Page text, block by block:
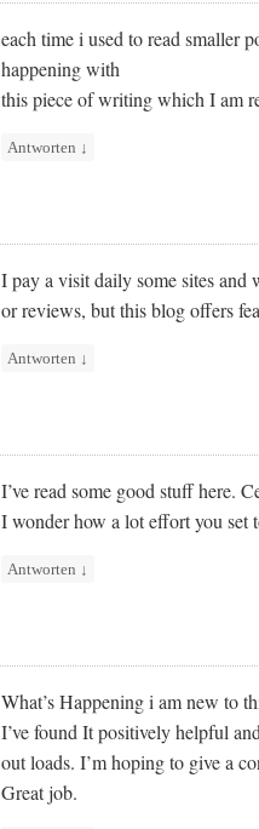
each time i used to read smaller
happening with
this piece of writing which I am
Antworten ↓
I pay a visit daily some sites and
or reviews, but this blog offers
Antworten ↓
I’ve read some good stuff here.
I wonder how a lot effort you set
Antworten ↓
What’s Happening i am new to
I’ve found It positively helpful
out loads. I’m hoping to give a
Great job.